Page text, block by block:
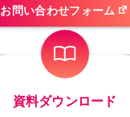
お問い合わせフォーム
資料ダウンロード